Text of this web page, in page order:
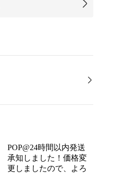
POP@24時間以内発送
承知しました！価格変
更しましたので、よろ